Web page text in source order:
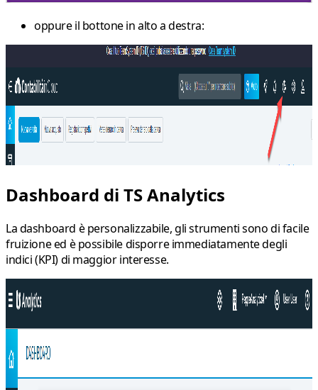
oppure il bottone in alto a destra:
Dashboard di TS Analytics
La dashboard è personalizzabile, gli strumenti sono di facile
fruizione ed è possibile disporre immediatamente degli
indici (KPI) di maggior interesse.